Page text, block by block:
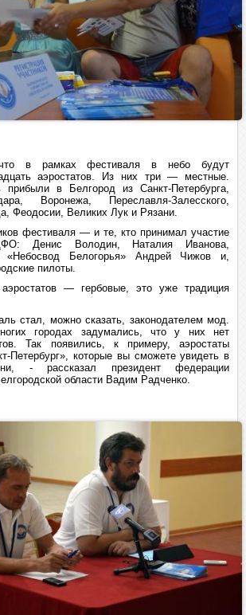
в рамках фестиваля в небо будут
аэростатов. Из них три — местные.
прибыли в Белгород из Cанкт-Петербурга,
Воронежа, Переславля-Залесского,
Феодосии, Великих Лук и Рязани.
фестиваля — и те, кто принимал участие
Денис Володин, Наталия Иванова,
«Небосвод Белогорья» Андрей Чижов и,
пилоты.
аэростатов — гербовые, это уже традиция
стал, можно сказать, законодателем мод.
городах задумались, что у них нет
Так появились, к примеру, аэростаты
Петербург», которые вы сможете увидеть в
- рассказал президент федерации
области Вадим Радченко.